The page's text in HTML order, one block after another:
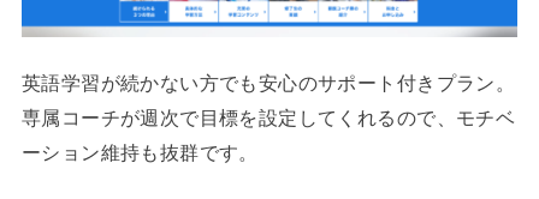
英語学習が続かない方でも安心のサポート付きプラン。
専属コーチが週次で目標を設定してくれるので、モチベ
ーション維持も抜群です。